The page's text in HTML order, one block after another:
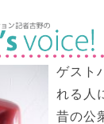
ゲスト
れる人
昔の公